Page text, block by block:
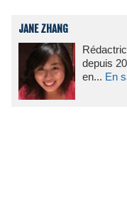
JANE ZHANG
depuis
en... En